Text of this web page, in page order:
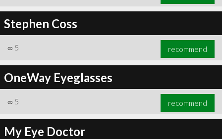
Stephen Coss
∞ 5 recommend
OneWay Eyeglasses
∞ 5 recommend
My Eye Doctor